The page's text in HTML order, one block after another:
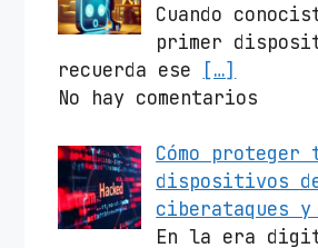
Cuando
primer
recuerda ese
[…]
No hay comentarios
Cómo proteger
dispositivos
ciberataques
En la era